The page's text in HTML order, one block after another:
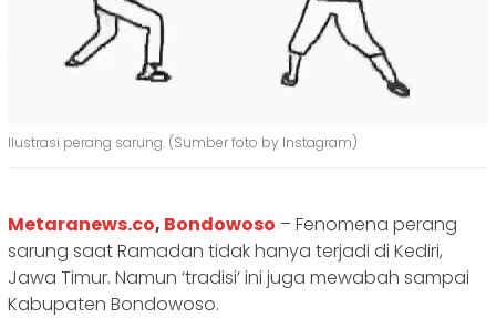
Ilustrasi perang sarung. (Sumber foto by Instagram)
Metaranews.co, Bondowoso – Fenomena perang
sarung saat Ramadan tidak hanya terjadi di Kediri,
Jawa Timur. Namun ‘tradisi’ ini juga mewabah sampai
Kabupaten Bondowoso.